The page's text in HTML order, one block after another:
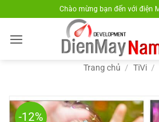
qua
nội
Chào mừng bạn đến với điện
Trang chủ / TiVi /
-12%